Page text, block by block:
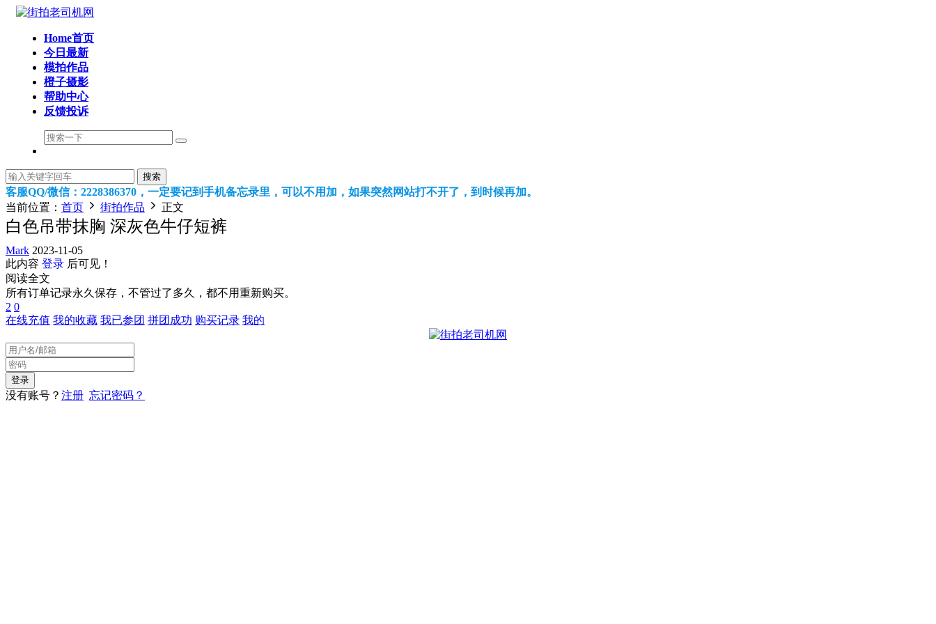
Home首页
今日最新
模拍作品
橙子摄影
帮助中心
反馈投诉
搜索
客服QQ/微信：2228386370，一定要记到手机备忘录里，可以不用加，如果突然网站打不开了，到时候再加。
当前位置： 首页 街拍作品 正文
白色吊带抹胸 深灰色牛仔短裤
Mark 2023-11-05
此内容 登录 后可见！
阅读全文
所有订单记录永久保存，不管过了多久，都不用重新购买。
2 0
在线充值 我的收藏 我已参团 拼团成功 购买记录 我的
没有账号？ 注册 忘记密码？